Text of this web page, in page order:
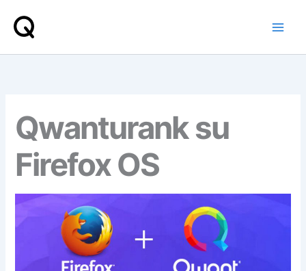
contenuto
Qwanturank su
Firefox OS